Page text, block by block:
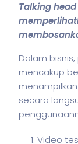
Talking
Dalam bisnis,
mencakup
secara
Video